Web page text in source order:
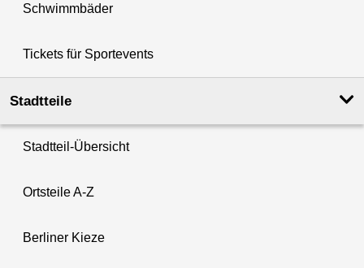
Schwimmbäder
Tickets für Sportevents
Stadtteile
Stadtteil-Übersicht
Ortsteile A-Z
Berliner Kieze